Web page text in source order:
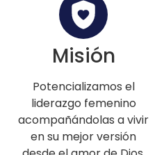
Misión
Potencializamos el
liderazgo femenino
acompañándolas a vivir
en su mejor versión